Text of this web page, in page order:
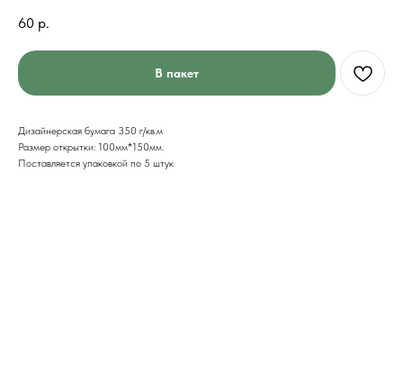
60 р.
В пакет
Дизайнерская бумага 350 г/кв.м
Размер открытки: 100мм*150мм.
Поставляется упаковкой по 5 штук